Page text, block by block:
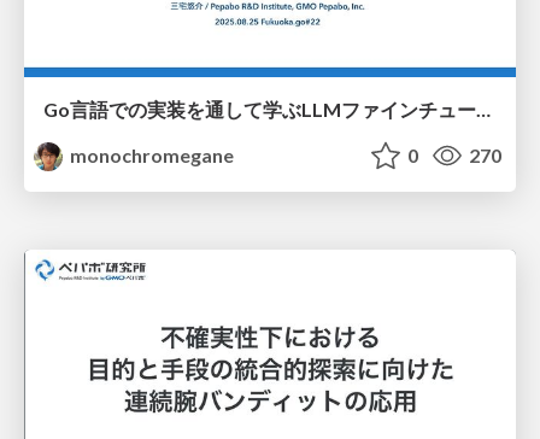
Go言語での実装を通して学ぶLLMファインチューニングの仕組み / fukuokago22-llm-peft
monochromegane
0 270